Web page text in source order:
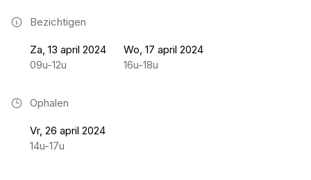
Bezichtigen
Za, 13 april 2024
09u-12u
Wo, 17 april 2024
16u-18u
Ophalen
Vr, 26 april 2024
14u-17u